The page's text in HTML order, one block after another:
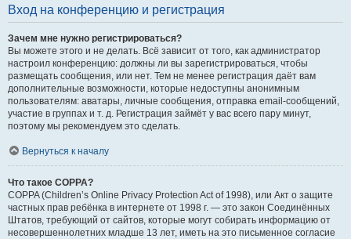
Вход на конференцию и регистрация
Зачем мне нужно регистрироваться?
Вы можете этого и не делать. Всё зависит от того, как администратор
настроил конференцию: должны ли вы зарегистрироваться, чтобы
размещать сообщения, или нет. Тем не менее регистрация даёт вам
дополнительные возможности, которые недоступны анонимным
пользователям: аватары, личные сообщения, отправка email-сообщений,
участие в группах и т. д. Регистрация займёт у вас всего пару минут,
поэтому мы рекомендуем это сделать.
Вернуться к началу
Что такое COPPA?
COPPA (Children’s Online Privacy Protection Act of 1998), или Акт о защите
частных прав ребёнка в интернете от 1998 г. — это закон Соединённых
Штатов, требующий от сайтов, которые могут собирать информацию от
несовершеннолетних младше 13 лет, иметь на это письменное согласие